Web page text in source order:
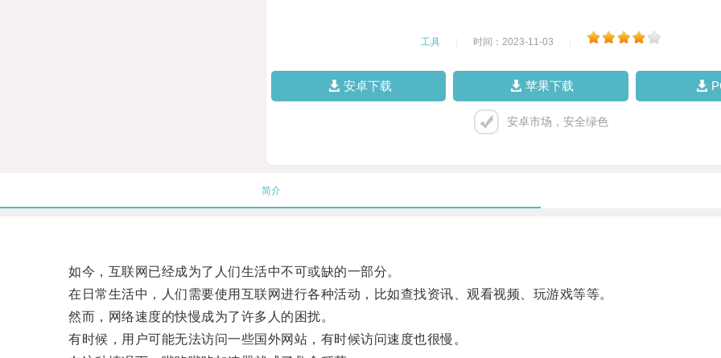
工具 时间：2023-11-03
安卓下载 苹果下载
安卓市场，安全绿色
简介
如今，互联网已经成为了人们生活中不可或缺的一部分。
在日常生活中，人们需要使用互联网进行各种活动，比如查找资讯、观看视频、玩游戏等等。
然而，网络速度的快慢成为了许多人的困扰。
有时候，用户可能无法访问一些国外网站，有时候访问速度也很慢。